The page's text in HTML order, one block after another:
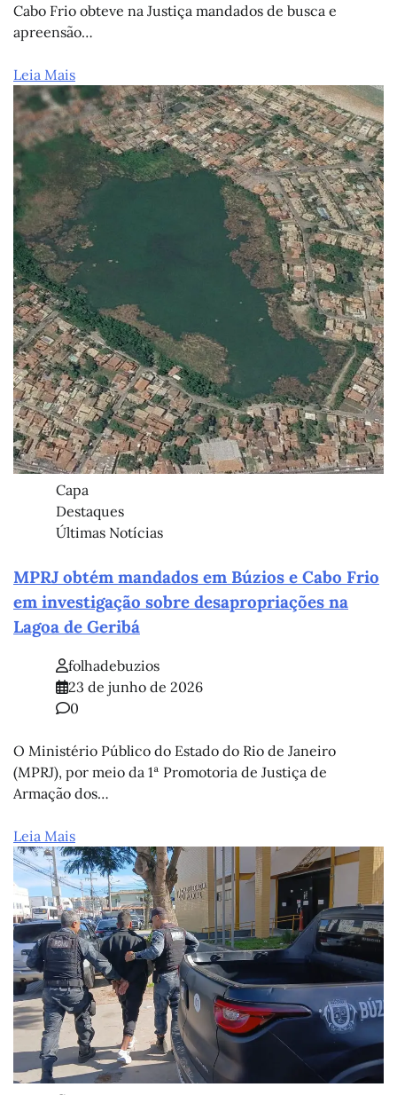
Cabo Frio obteve na Justiça mandados de busca e
apreensão…
Leia Mais
Capa
Destaques
Últimas Notícias
MPRJ obtém mandados em Búzios e Cabo Frio
em investigação sobre desapropriações na
Lagoa de Geribá
folhadebuzios
23 de junho de 2026
0
O Ministério Público do Estado do Rio de Janeiro
(MPRJ), por meio da 1ª Promotoria de Justiça de
Armação dos…
Leia Mais